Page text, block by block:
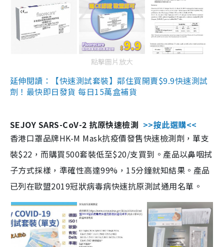
點擊圖片放大
延伸閱讀：【快速測試套裝】鄰住買開賣$9.9快速測試
劑！最快即日發貨 每日15萬盒補貨
SEJOY SARS-CoV-2 抗原快速檢測 >>按此選購<<
香港口罩品牌HK-M Mask抗疫價發售快速檢測劑，單支
裝$22，而購買500套裝低至$20/支買到。產品以鼻咽拭
子方式採樣，準確性高達99%，15分鐘就知結果。產品
已列在歐盟2019冠狀病毒病快速抗原測試通用名單。